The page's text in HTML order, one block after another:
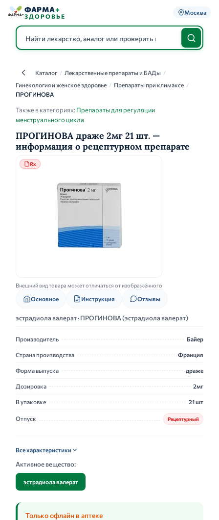
ФАРМА+
ЗДОРОВЬЕ
Москва
КаталогКаталог / Лекарственные препараты и БАДы /
Гинекология и женское здоровье / Препараты при климаксе /
ПРОГИНОВА
Также в категориях:Препараты для регуляции
менструального цикла
ПРОГИНОВА драже 2мг 21 шт. —
информация о рецептурном препарате
Rx
Внешний вид товара может отличаться от изображённого
Основное Инструкция Отзывы
эстрадиола валерат · ПРОГИНОВА (эстрадиола валерат)
Производитель Байер
Страна производства Франция
Форма выпуска драже
Дозировка 2мг
В упаковке 21 шт
Отпуск Рецептурный
Все характеристики
Активное вещество:
эстрадиола валерат
Только офлайн в аптеке